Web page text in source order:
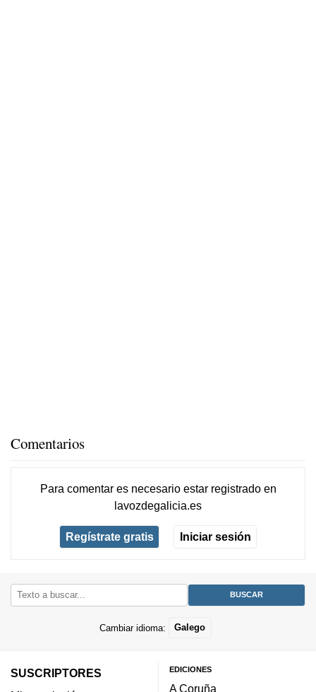
Comentarios
Para comentar es necesario estar registradoen
lavozdegalicia.es
Regístrate gratis Iniciar sesión
Cambiar idioma: Galego
SUSCRIPTORES
EDICIONES
A Coruña